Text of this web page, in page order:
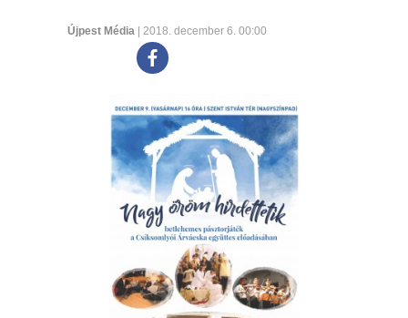
Újpest Média | 2018. december 6. 00:00